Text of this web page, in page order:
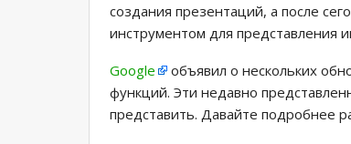
создания презентаций, а после
инструментом для представления
Google
объявил о нескольких
функций. Эти недавно
представить. Давайте подробнее